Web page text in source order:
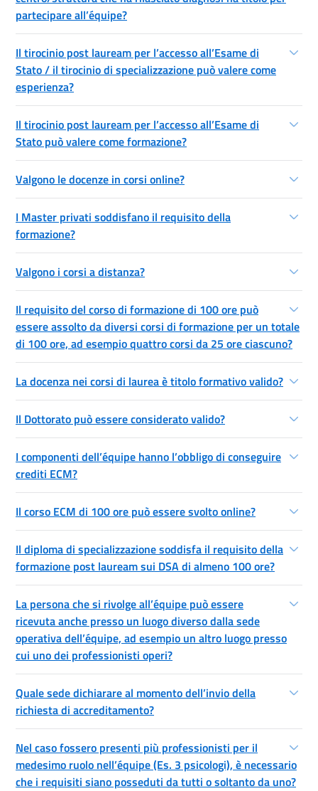
partecipare all’équipe?
Il tirocinio post lauream per l’accesso all’Esame di
Stato / il tirocinio di specializzazione può valere come
esperienza?
Il tirocinio post lauream per l’accesso all’Esame di
Stato può valere come formazione?
Valgono le docenze in corsi online?
I Master privati soddisfano il requisito della
formazione?
Valgono i corsi a distanza?
Il requisito del corso di formazione di 100 ore può
essere assolto da diversi corsi di formazione per un totale
di 100 ore, ad esempio quattro corsi da 25 ore ciascuno?
La docenza nei corsi di laurea è titolo formativo valido?
Il Dottorato può essere considerato valido?
I componenti dell’équipe hanno l’obbligo di conseguire
crediti ECM?
Il corso ECM di 100 ore può essere svolto online?
Il diploma di specializzazione soddisfa il requisito della
formazione post lauream sui DSA di almeno 100 ore?
La persona che si rivolge all’équipe può essere
ricevuta anche presso un luogo diverso dalla sede
operativa dell’équipe, ad esempio un altro luogo presso
cui uno dei professionisti operi?
Quale sede dichiarare al momento dell’invio della
richiesta di accreditamento?
Nel caso fossero presenti più professionisti per il
medesimo ruolo nell’équipe (Es. 3 psicologi), è necessario
che i requisiti siano posseduti da tutti o soltanto da uno?